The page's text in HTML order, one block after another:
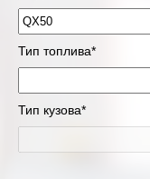
Тип топлива*
Тип кузова*